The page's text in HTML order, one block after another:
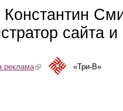
Константин
сайта
реклама(link is external)«Три-В»